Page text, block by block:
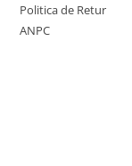
Politica de Retur
ANPC